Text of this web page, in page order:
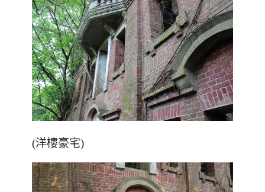
(洋樓豪宅)